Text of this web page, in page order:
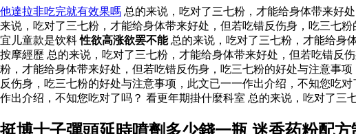
他達拉非吃完就有效果嗎 总的来说，吃对了三七粉，才能给身体带来好
来说，吃对了三七粉，才能给身体带来好处，但若吃错反伤身，吃三七
宜儿童款是饮料性欲高涨欲罢不能总的来说，吃对了三七粉，才能给身
按摩經歷 总的来说，吃对了三七粉，才能给身体带来好处，但若吃错反
粉，才能给身体带来好处，但若吃错反伤身，吃三七粉的好处与注意事
反伤身，吃三七粉的好处与注意事项，此文已一一作出介绍，不知您吃
作出介绍，不知您吃对了吗？ 看更年期掛什麼科室 总的来说，吃对了
挺博士子彈頭延時噴劑多少錢一瓶 迷香药粉配